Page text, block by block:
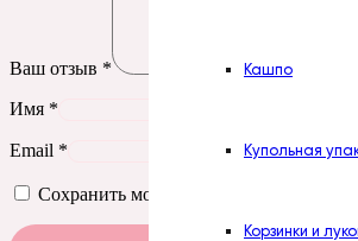
Кашпо
Купольная
Корзинки и
Ваш отзыв *
Имя *
Email *
Сохранить моё имя, email и адрес